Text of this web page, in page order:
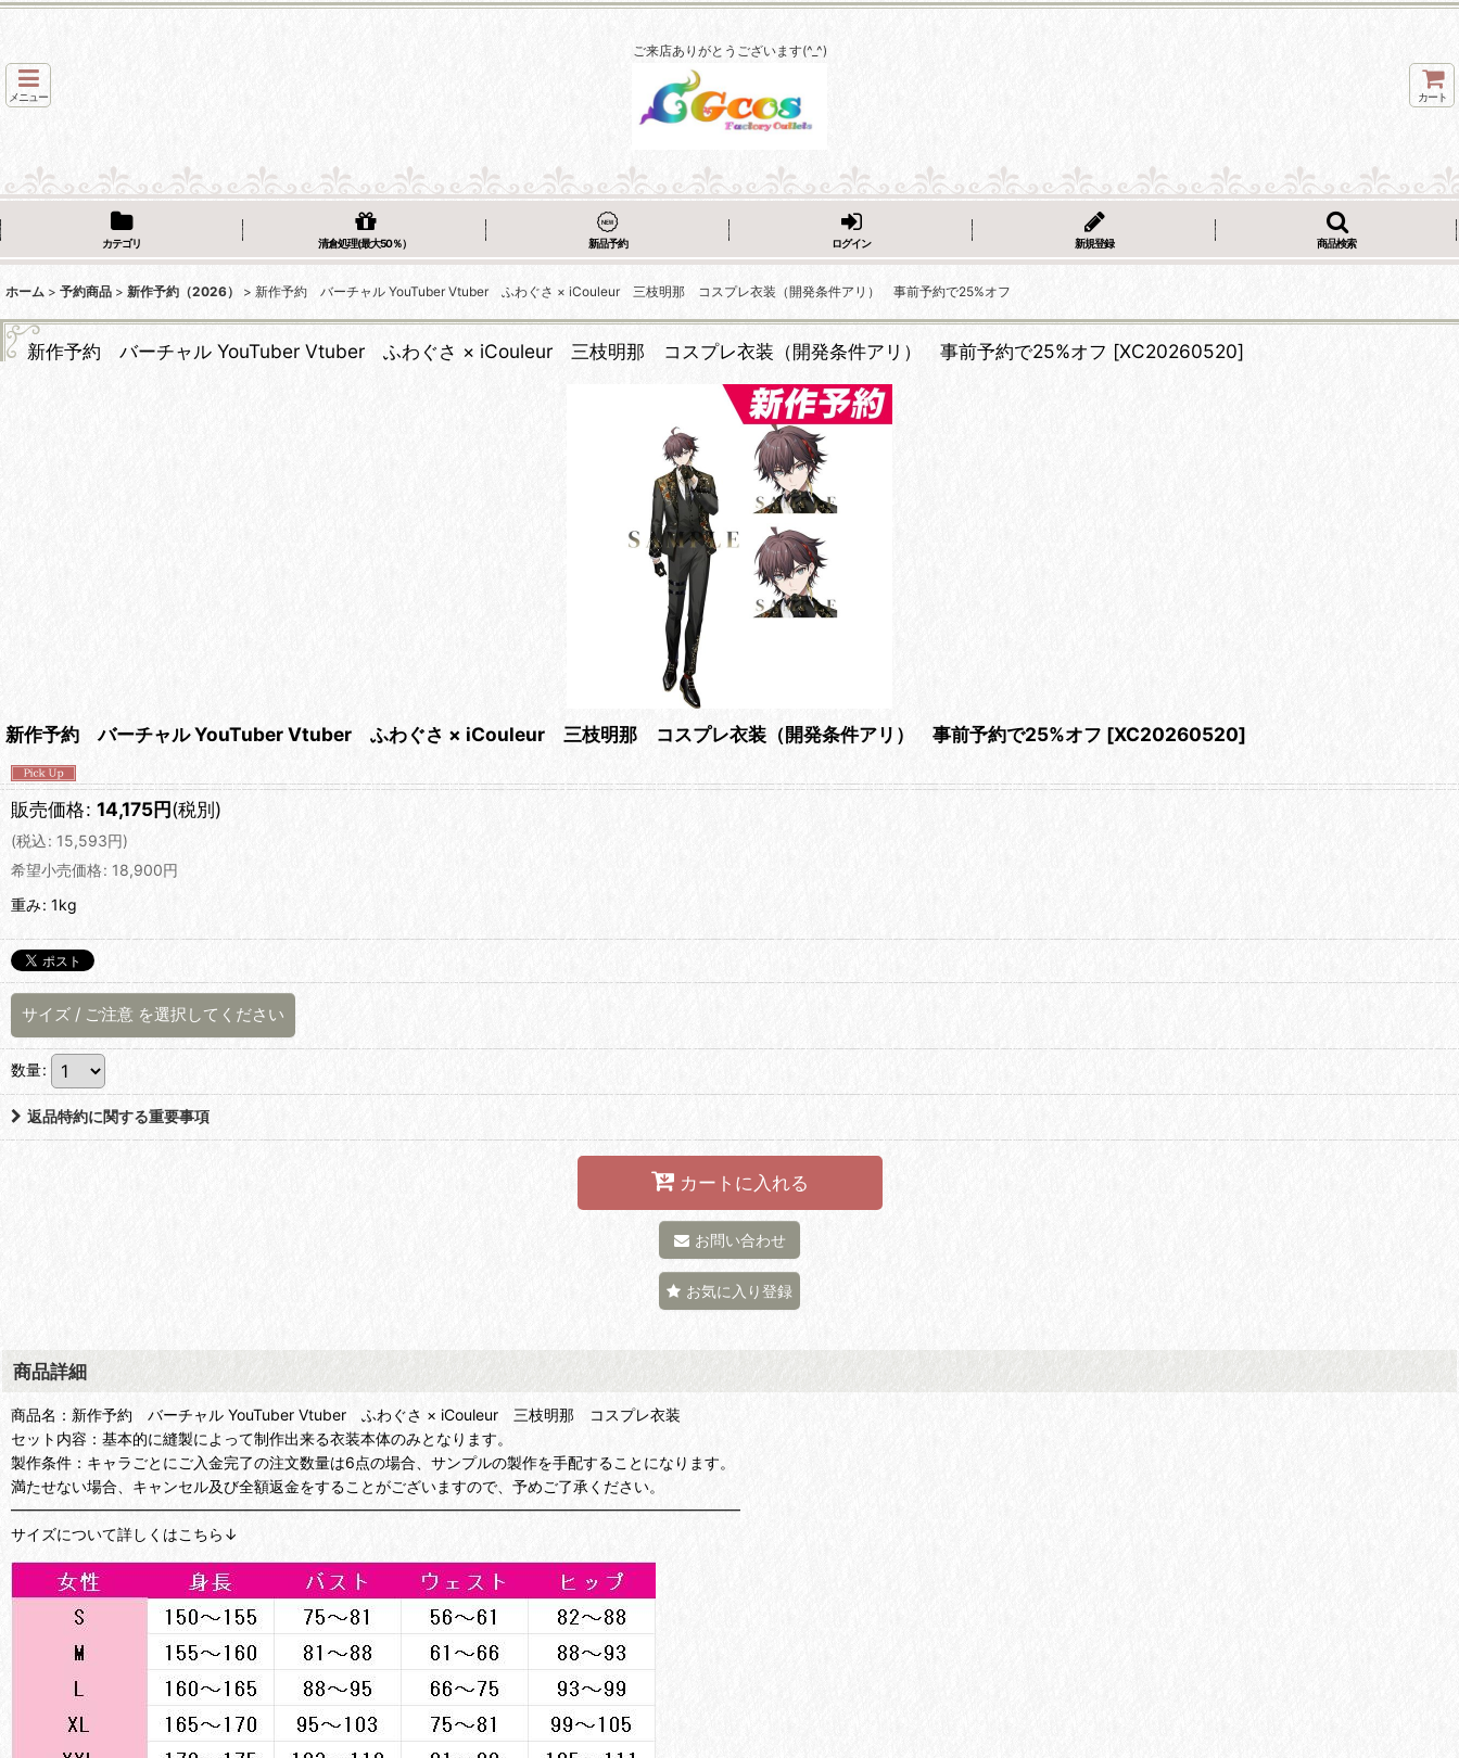
ご来店ありがとうございます(^_^)
メニュー カート
カテゴリ 清倉処理(最大50％） 新品予約 ログイン 新規登録 商品検索
ホーム > 予約商品 > 新作予約（2026） > 新作予約 バーチャル YouTuber Vtuber ふわぐさ × iCouleur 三枝明那 コスプレ衣装（開発条件アリ） 事前予約で25%オフ
新作予約 バーチャル YouTuber Vtuber ふわぐさ × iCouleur 三枝明那 コスプレ衣装（開発条件アリ） 事前予約で25%オフ [XC20260520]
新作予約 バーチャル YouTuber Vtuber ふわぐさ × iCouleur 三枝明那 コスプレ衣装（開発条件アリ） 事前予約で25%オフ [XC20260520]
販売価格: 14,175円(税別)
(税込: 15,593円)
希望小売価格: 18,900円
重み: 1kg
サイズ / ご注意 を選択してください
数量:
返品特約に関する重要事項
カートに入れる
お問い合わせ
お気に入り登録
商品詳細
商品名：新作予約 バーチャル YouTuber Vtuber ふわぐさ × iCouleur 三枝明那 コスプレ衣装
セット内容：基本的に縫製によって制作出来る衣装本体のみとなります。
製作条件：キャラごとにご入金完了の注文数量は6点の場合、サンプルの製作を手配することになります。
満たせない場合、キャンセル及び全額返金をすることがございますので、予めご了承ください。
━━━━━━━━━━━━━━━━━━━━━━━━━━━━━━━━━━━━━━━━━━━━━━━━
サイズについて詳しくはこちら↓